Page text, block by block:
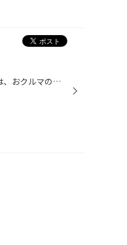
日頃より、当店をご利用いただきましてありがとうございます。 本日は、おクルマのボディコーティングについてのご紹介です。 ボディコーティングもコクピット・タイヤ館にお任せ！ 突然ですが、当店でおクルマのボディコーティングができることをご存じでしたか？ コクピット・タイヤ館では、タイ...